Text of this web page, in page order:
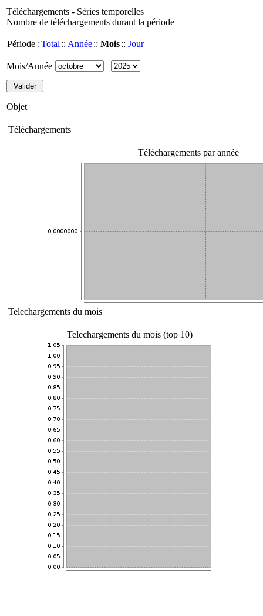
Téléchargements - Séries temporelles
Nombre de téléchargements durant la période
Période :Total :: Année:: Mois:: Jour
Mois/Année
Objet
Téléchargements
Téléchargements par année
Telechargements du mois
Telechargements du mois (top 10)